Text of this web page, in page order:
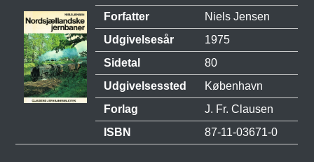
Forfatter
Niels Jensen
Udgivelsesår
1975
Sidetal
80
Udgivelsessted
København
Forlag
J. Fr. Clausen
ISBN
87-11-03671-0